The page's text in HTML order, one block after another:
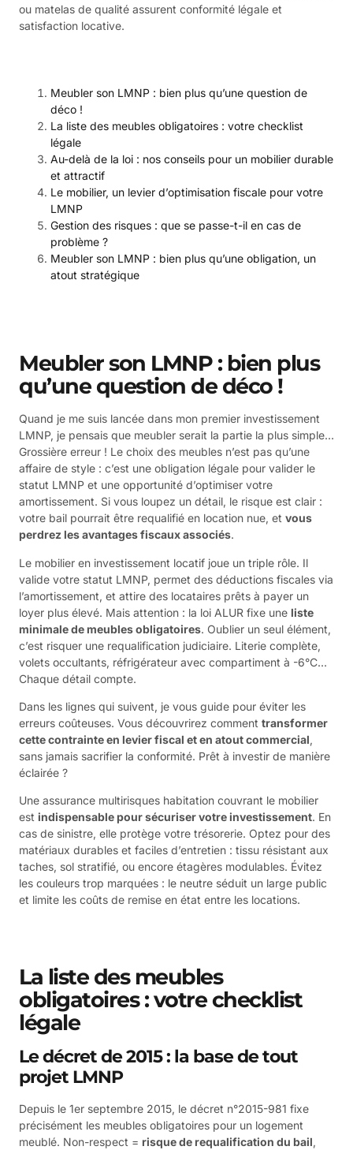
ou matelas de qualité assurent conformité légale et
satisfaction locative.
Meubler son LMNP : bien plus qu’une question de
déco !
La liste des meubles obligatoires : votre checklist
légale
Au-delà de la loi : nos conseils pour un mobilier durable
et attractif
Le mobilier, un levier d’optimisation fiscale pour votre
LMNP
Gestion des risques : que se passe-t-il en cas de
problème ?
Meubler son LMNP : bien plus qu’une obligation, un
atout stratégique
Meubler son LMNP : bien plus
qu’une question de déco !
Quand je me suis lancée dans mon premier investissement
LMNP, je pensais que meubler serait la partie la plus simple…
Grossière erreur ! Le choix des meubles n’est pas qu’une
affaire de style : c’est une obligation légale pour valider le
statut LMNP et une opportunité d’optimiser votre
amortissement. Si vous loupez un détail, le risque est clair :
votre bail pourrait être requalifié en location nue, et vous
perdrez les avantages fiscaux associés.
Le mobilier en investissement locatif joue un triple rôle. Il
valide votre statut LMNP, permet des déductions fiscales via
l’amortissement, et attire des locataires prêts à payer un
loyer plus élevé. Mais attention : la loi ALUR fixe une liste
minimale de meubles obligatoires. Oublier un seul élément,
c’est risquer une requalification judiciaire. Literie complète,
volets occultants, réfrigérateur avec compartiment à -6°C…
Chaque détail compte.
Dans les lignes qui suivent, je vous guide pour éviter les
erreurs coûteuses. Vous découvrirez comment transformer
cette contrainte en levier fiscal et en atout commercial,
sans jamais sacrifier la conformité. Prêt à investir de manière
éclairée ?
Une assurance multirisques habitation couvrant le mobilier
est indispensable pour sécuriser votre investissement. En
cas de sinistre, elle protège votre trésorerie. Optez pour des
matériaux durables et faciles d’entretien : tissu résistant aux
taches, sol stratifié, ou encore étagères modulables. Évitez
les couleurs trop marquées : le neutre séduit un large public
et limite les coûts de remise en état entre les locations.
La liste des meubles
obligatoires : votre checklist
légale
Le décret de 2015 : la base de tout
projet LMNP
Depuis le 1er septembre 2015, le décret n°2015-981 fixe
précisément les meubles obligatoires pour un logement
meublé. Non-respect = risque de requalification du bail,